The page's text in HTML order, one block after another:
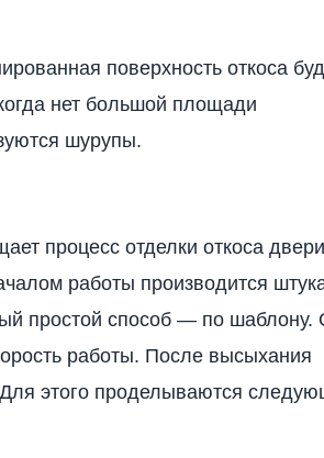
поверхность откоса
нет большой площади
шурупы.
процесс отделки откоса двери
работы производится
простой способ — по шаблону.
работы. После высыхания
этого проделываются